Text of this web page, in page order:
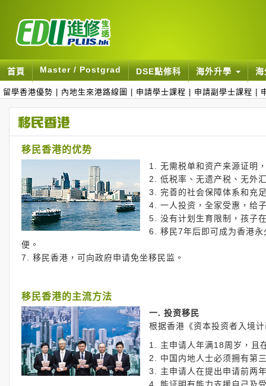
首頁 Master / Postgrad DSE點修科 海外升學
留學香港優勢 內地生來港路線圖 申請學士課程 申請副學士課程
移民香港的优势
1. 无需税单和资产来源证明
2. 低税率、无遗产税、无外
3. 完善的社会保障体系和充
4. 一人投资，全家受惠，给
5. 没有计划生育限制，孩子
6. 移民7年后即可成为香港
便。
7. 移民香港，可向政府申请免坐移民监。
移民香港的主流方法
一. 投资移民
根据香港《资本投资者入境
1. 主申请人年满18周岁，且
2. 中国内地人士必须拥有第
3. 主申请人在提出申请前两